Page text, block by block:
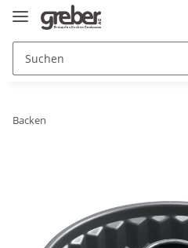
Backen